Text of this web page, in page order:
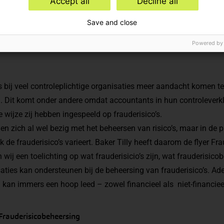
bij veel controleplichtige organisaties meer aandacht komen
Dit komt onder andere omdat accountants in hun
wijze zij hebben ingespeeld op frauderisico’s.
zich al wel bezig met het beheersen van risico’s, maar in de
de frauderisico’s varieert. Baker Tilly heeft daarom de flyer
wij een toelichting op wat frauderisicio’s zijn, wat
kan ondersteunen bij de beheersing van frauderisico’s.
immers een hoop leed – zowel financieel als niet-
Save and close
Powered by